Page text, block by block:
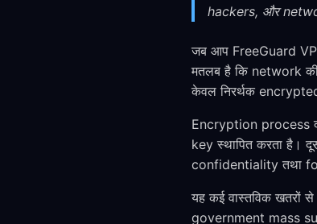
hackers, और
जब आप FreeGuard
मतलब है कि network
केवल निरर्थक
Encryption process
key स्थापित करता है।
confidentiality तथा
यह कई वास्तविक खतरों
government mass